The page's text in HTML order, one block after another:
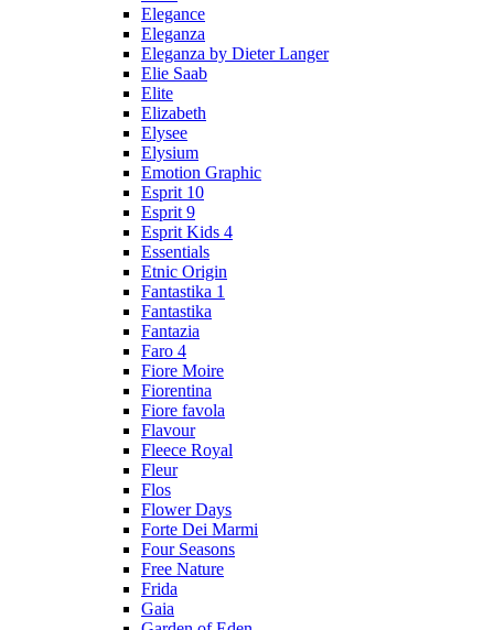
Elegance
Eleganza
Eleganza by Dieter Langer
Elie Saab
Elite
Elizabeth
Elysee
Elysium
Emotion Graphic
Esprit 10
Esprit 9
Esprit Kids 4
Essentials
Etnic Origin
Fantastika 1
Fantastika
Fantazia
Faro 4
Fiore Moire
Fiorentina
Fiore favola
Flavour
Fleece Royal
Fleur
Flos
Flower Days
Forte Dei Marmi
Four Seasons
Free Nature
Frida
Gaia